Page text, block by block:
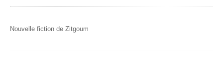
Nouvelle fiction de Zitgoum